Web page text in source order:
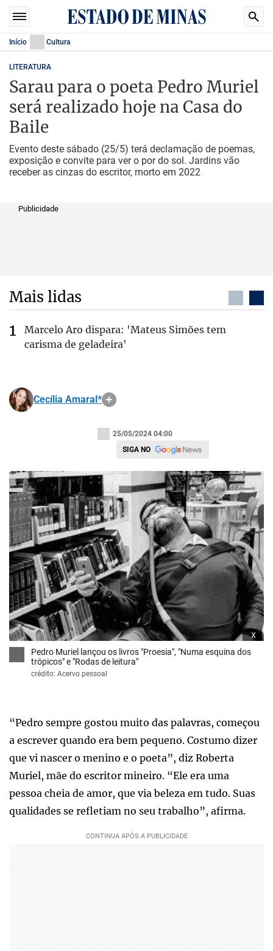
Início Cultura
LITERATURA
Sarau para o poeta Pedro Muriel
será realizado hoje na Casa do
Baile
Evento deste sábado (25/5) terá declamação de poemas,
exposição e convite para ver o por do sol. Jardins vão
receber as cinzas do escritor, morto em 2022
Publicidade
Mais lidas
Marcelo Aro dispara: 'Mateus Simões tem
carisma de geladeira'
Cecília Amaral*
25/05/2024 04:00
SIGA NO
x
Pedro Muriel lançou os livros "Proesia", "Numa esquina dos
trópicos" e "Rodas de leitura"
crédito: Acervo pessoal
“Pedro sempre gostou muito das palavras, começou
a escrever quando era bem pequeno. Costumo dizer
que vi nascer o menino e o poeta”, diz Roberta
Muriel, mãe do escritor mineiro. “Ele era uma
pessoa cheia de amor, que via beleza em tudo. Suas
qualidades se refletiam no seu trabalho”, afirma.